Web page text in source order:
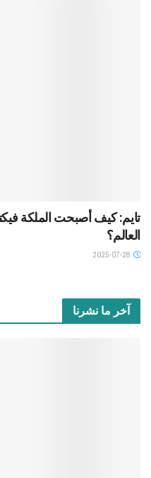
تايم: كيف أصبحت الملكة
العالم؟
آخر ما نشرنا